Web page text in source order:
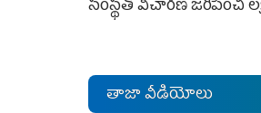
సంస్థతో విచారణ జరిపించి
తాజా వీడియోలు